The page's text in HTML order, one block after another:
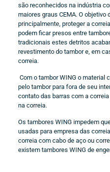
são reconhecidos na indústria
maiores graus CEMA. O objetivo
principalmente, proteger a
podem ficar presos entre
tradicionais estes detritos
revestimento do tambor e, em
correia.
Com o tambor WING o material
pelo tambor para fora de seu
contato das barras com a
na correia.
Os tambores WING impedem
usadas para empresa das
correia com cabo de aço ou
existem tambores WING de